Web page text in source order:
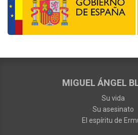
MIGUEL ÁNGEL
Su vida
Su asesinato
El espíritu de